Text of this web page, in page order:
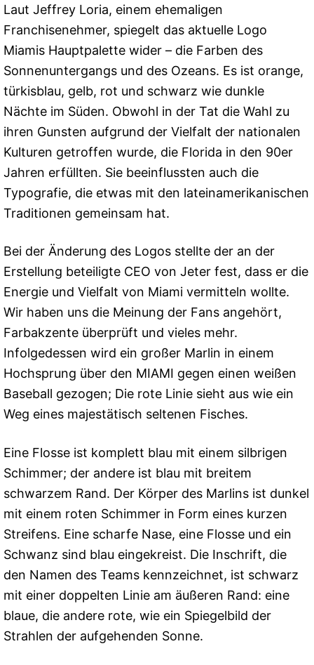
Laut Jeffrey Loria, einem ehemaligen
Franchisenehmer, spiegelt das aktuelle Logo
Miamis Hauptpalette wider – die Farben des
Sonnenuntergangs und des Ozeans. Es ist orange,
türkisblau, gelb, rot und schwarz wie dunkle
Nächte im Süden. Obwohl in der Tat die Wahl zu
ihren Gunsten aufgrund der Vielfalt der nationalen
Kulturen getroffen wurde, die Florida in den 90er
Jahren erfüllten. Sie beeinflussten auch die
Typografie, die etwas mit den lateinamerikanischen
Traditionen gemeinsam hat.
Bei der Änderung des Logos stellte der an der
Erstellung beteiligte CEO von Jeter fest, dass er die
Energie und Vielfalt von Miami vermitteln wollte.
Wir haben uns die Meinung der Fans angehört,
Farbakzente überprüft und vieles mehr.
Infolgedessen wird ein großer Marlin in einem
Hochsprung über den MIAMI gegen einen weißen
Baseball gezogen; Die rote Linie sieht aus wie ein
Weg eines majestätisch seltenen Fisches.
Eine Flosse ist komplett blau mit einem silbrigen
Schimmer; der andere ist blau mit breitem
schwarzem Rand. Der Körper des Marlins ist dunkel
mit einem roten Schimmer in Form eines kurzen
Streifens. Eine scharfe Nase, eine Flosse und ein
Schwanz sind blau eingekreist. Die Inschrift, die
den Namen des Teams kennzeichnet, ist schwarz
mit einer doppelten Linie am äußeren Rand: eine
blaue, die andere rote, wie ein Spiegelbild der
Strahlen der aufgehenden Sonne.